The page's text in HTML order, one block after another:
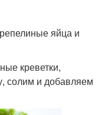
яйца и
креветки,
солим и добавляем